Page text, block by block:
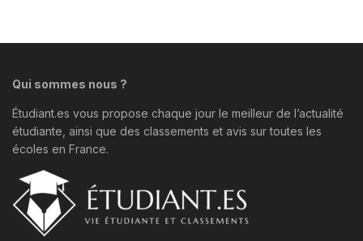
Qui sommes nous ?
Étudiant.es vous propose chaque jour le meilleur de l’actualité
étudiante, ainsi que des classements et avis sur toutes les
écoles en France.